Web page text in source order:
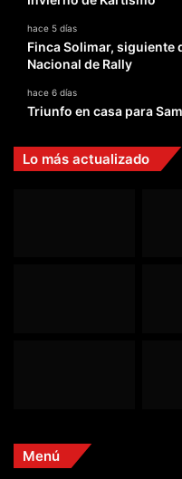
hace 5 días
Finca Solimar, siguiente
Nacional de Rally
hace 6 días
Triunfo en casa para
Lo más actualizado
Menú